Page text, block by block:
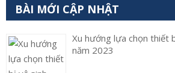
BÀI MỚI CẬP NHẬT
Xu hướng lựa chọn thiết
năm 2023